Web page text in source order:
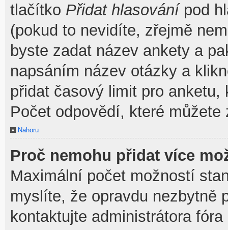
tlačítko Přidat hlasovánípod
(pokud to nevidíte, zřejmě
byste zadat název ankety a
napsáním název otázky a
přidat časový limit pro
Počet odpovědí, které
Nahoru
Proč nemohu přidat více
Maximální počet možností
myslíte, že opravdu nezbytně
kontaktujte administrátora